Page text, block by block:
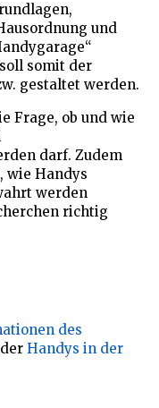
und
somit der
gestaltet werden.
Frage, ob und wie
darf. Zudem
wie Handys
werden
richtig
des
Handys in der